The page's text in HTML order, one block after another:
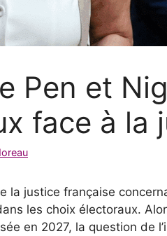
Pen et
face à la
la justice française
les choix électoraux.
en 2027, la question de